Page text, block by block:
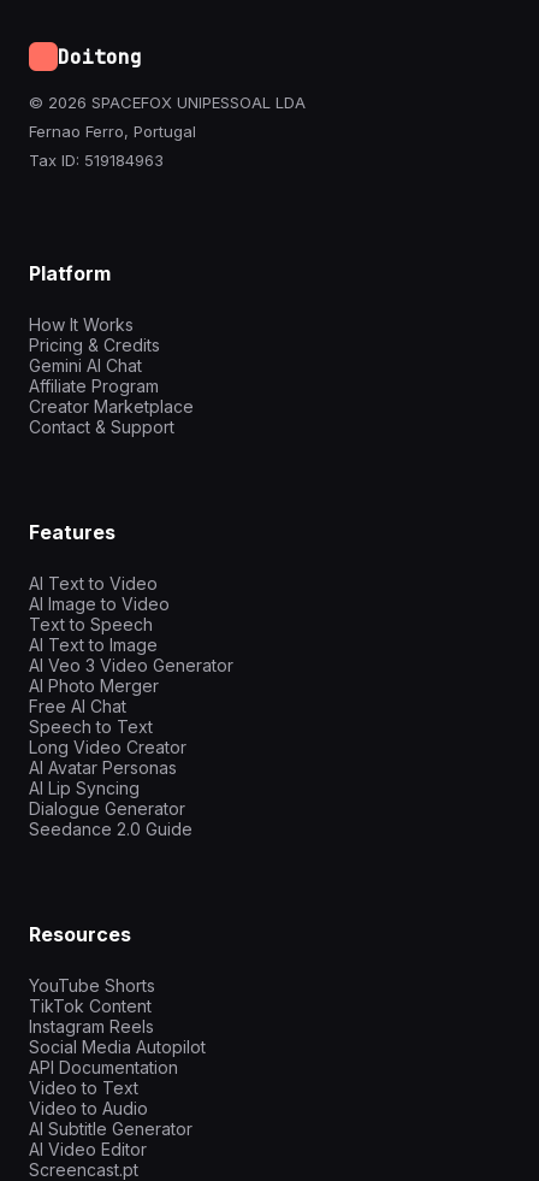
Doitong
© 2026 SPACEFOX UNIPESSOAL LDA
Fernao Ferro, Portugal
Tax ID: 519184963
Platform
How It Works
Pricing & Credits
Gemini AI Chat
Affiliate Program
Creator Marketplace
Contact & Support
Features
AI Text to Video
AI Image to Video
Text to Speech
AI Text to Image
AI Veo 3 Video Generator
AI Photo Merger
Free AI Chat
Speech to Text
Long Video Creator
AI Avatar Personas
AI Lip Syncing
Dialogue Generator
Seedance 2.0 Guide
Resources
YouTube Shorts
TikTok Content
Instagram Reels
Social Media Autopilot
API Documentation
Video to Text
Video to Audio
AI Subtitle Generator
AI Video Editor
Screencast.pt